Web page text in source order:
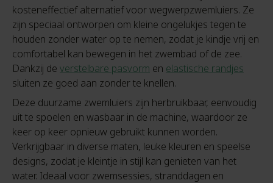
kosteneffectief alternatief voor wegwerpzwemluiers. Ze
zijn speciaal ontworpen om kleine ongelukjes tegen te
houden zonder water op te nemen, zodat je kindje vrij en
comfortabel kan bewegen in het zwembad of de zee.
Dankzij de verstelbare pasvorm en elastische randjes
sluiten ze goed aan zonder te knellen.
Deze duurzame zwemluiers zijn herbruikbaar, eenvoudig
uit te spoelen en wasbaar in de machine, waardoor ze
keer op keer opnieuw gebruikt kunnen worden.
Verkrijgbaar in diverse maten, leuke kleuren en speelse
designs, zodat je kleintje in stijl kan genieten van het
water. Ideaal voor zwemsessies, stranddagen en